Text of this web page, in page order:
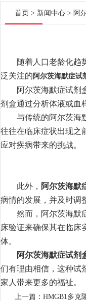
首页 > 新闻中心 > 阿
随着人口老龄化趋势
泛关注的 阿尔茨海默症试
阿尔茨海默症试剂盒
剂盒通过分析体液或血
与传统的阿尔茨海默
往往在临床症状出现之
应对疾病带来的挑战。
此外， 阿尔茨海默
病情的发展，并及时调
然而，阿尔茨海默症
床验证来确保其在临床
体。
阿尔茨海默症试剂
们有理由相信，这种试
家人带来更多的福祉。
上一篇： HMGB1多克